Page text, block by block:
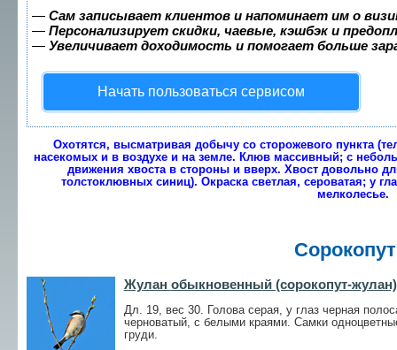
— Сам записывает клиентов и напоминает им о
— Персонализирует скидки, чаевые, кэшбэк и
— Увеличивает доходимость и помогает больше
Начать пользоваться сервисом
Охотятся, высматривая добычу со сторожевого пункта
насекомых и в воздухе и на земле. Клюв массивный; с
движения хвоста в стороны и вверх. Хвост довольно
толстоклювных синиц). Окраска светлая, сероватая; у
мелколесье.
Жулан обыкновенный (сорокопут-жулан)
Дл. 19, вес 30. Голова серая, у глаз черная
черноватый, с белыми краями. Самки
груди.